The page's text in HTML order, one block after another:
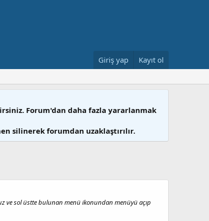
Giriş yap Kayıt ol
Forum'dan daha fazla yararlanmak
silinerek forumdan uzaklaştırılır.
ve sol üstte bulunan menü ikonundan menüyü açıp